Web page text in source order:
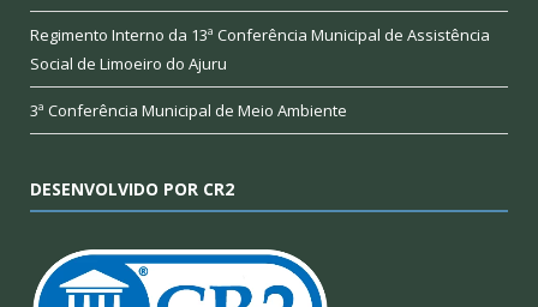
Regimento Interno da 13ª Conferência Municipal de Assistência
Social de Limoeiro do Ajuru
3ª Conferência Municipal de Meio Ambiente
DESENVOLVIDO POR CR2